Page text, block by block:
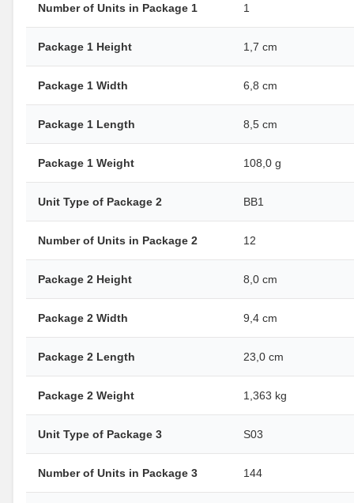
Number of Units in Package 1 1
Package 1 Height 1,7 cm
Package 1 Width 6,8 cm
Package 1 Length 8,5 cm
Package 1 Weight 108,0 g
Unit Type of Package 2 BB1
Number of Units in Package 2 12
Package 2 Height 8,0 cm
Package 2 Width 9,4 cm
Package 2 Length 23,0 cm
Package 2 Weight 1,363 kg
Unit Type of Package 3 S03
Number of Units in Package 3 144